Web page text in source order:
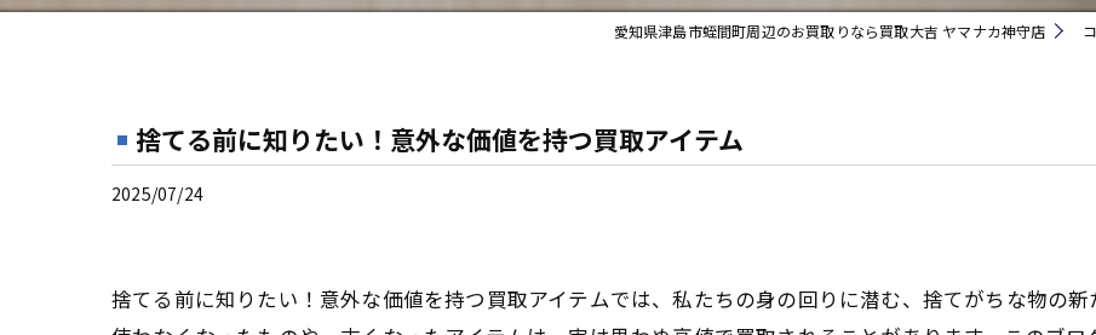
生前整理・遺
愛知県津島市蛭間町周辺のお買取りなら買取大吉 ヤマナカ神守店
捨てる前に知りたい！意外な価値を持つ買取アイテム
2025/07/24
捨てる前に知りたい！意外な価値を持つ買取アイテムでは、私たちの身の回りに潜む、捨てがちな物の